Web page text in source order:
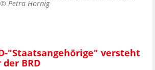
Petra Hornig
"Staatsangehörige" versteht
BRD